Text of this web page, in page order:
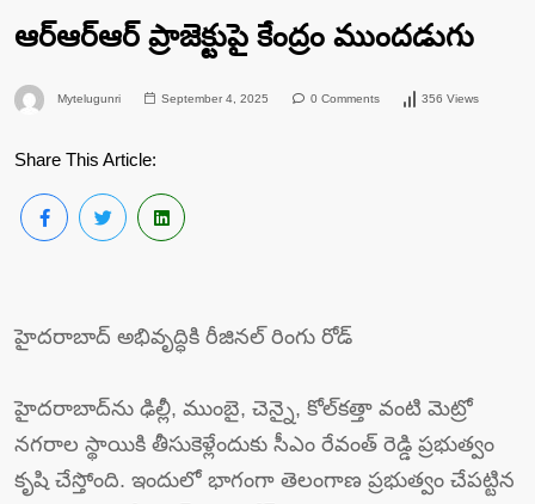
ఆర్‌ఆర్‌ఆర్‌ ప్రాజెక్టుపై కేంద్రం ముందడుగు
Mytelugunri September 4, 2025 0 Comments 356 Views
Share This Article:
హైదరాబాద్ అభివృద్ధికి రీజినల్ రింగు రోడ్
హైదరాబాద్‌ను ఢిల్లీ, ముంబై, చెన్నై, కోల్‌కత్తా వంటి మెట్రో
నగరాల స్థాయికి తీసుకెళ్లేందుకు సీఎం రేవంత్ రెడ్డి ప్రభుత్వం
కృషి చేస్తోంది. ఇందులో భాగంగా తెలంగాణ ప్రభుత్వం చేపట్టిన